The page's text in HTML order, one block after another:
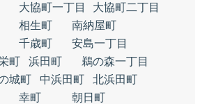
大協町一丁目
大協町二丁目
相生町
南納屋町
千歳町
安島一丁目
町 浜田町
鵜の森一丁目
城町 中浜田町
北浜田町
幸町
朝日町